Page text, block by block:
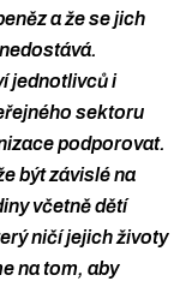
a že se jich
jednotlivců i
sektoru
podporovat.
být závislé na
včetně dětí
ničí jejich životy
na tom, aby